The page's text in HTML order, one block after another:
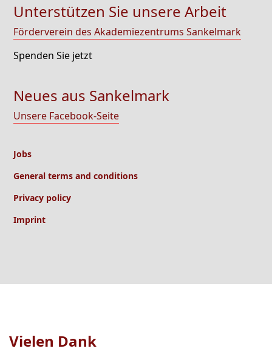
Unterstützen Sie unsere Arbeit
Förderverein des Akademiezentrums Sankelmark
Spenden Sie jetzt
Neues aus Sankelmark
Unsere Facebook-Seite
Jobs
General terms and conditions
Privacy policy
Imprint
Vielen Dank